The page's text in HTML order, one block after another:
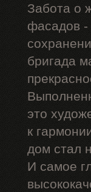
Забота о
фасадов -
бригада
это
к
дом стал
И самое